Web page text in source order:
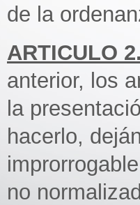
de la
ARTICULO 2.
anterior, los
la
hacerlo,
no